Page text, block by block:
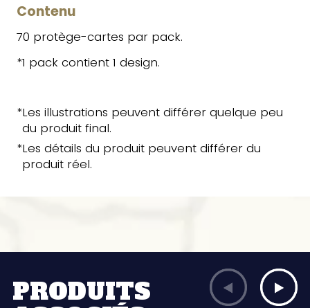
Contenu
70 protège-cartes par pack.
*1 pack contient 1 design.
*Les illustrations peuvent différer quelque peu
du produit final.
*Les détails du produit peuvent différer du
produit réel.
PRODUITS